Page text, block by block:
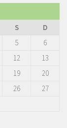
S
D
5
6
12
13
19
20
26
27